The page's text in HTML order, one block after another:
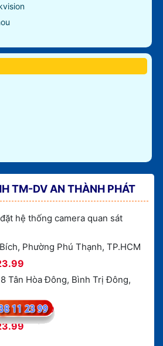
TM-DV AN THÀNH PHÁT
hệ thống camera quan sát
Phường Phú Thạnh, TP.HCM
Tân Hòa Đông, Bình Trị Đông,